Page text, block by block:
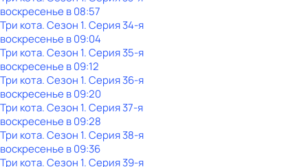
воскресенье в08:57
Три кота. Сезон 1. Серия 34-я
воскресенье в09:04
Три кота. Сезон 1. Серия 35-я
воскресенье в09:12
Три кота. Сезон 1. Серия 36-я
воскресенье в09:20
Три кота. Сезон 1. Серия 37-я
воскресенье в09:28
Три кота. Сезон 1. Серия 38-я
воскресенье в09:36
Три кота. Сезон 1. Серия 39-я